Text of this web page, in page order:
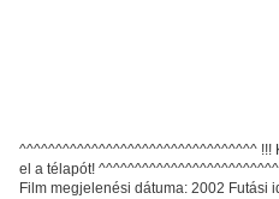
^^^^^^^^^^^^^^^^^^^^^^^^^^^^^^^^^ !!!
el a télapót!
Film megjelenési dátuma: 2002 Futási